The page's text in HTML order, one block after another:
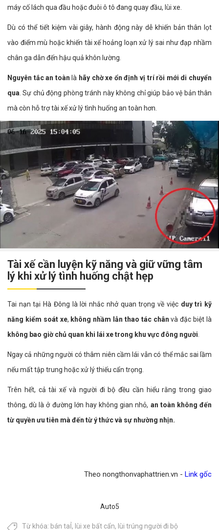
máy cố lách qua đầu hoặc đuôi ô tô đang quay đầu, lùi xe.
Dù có thể tiết kiệm vài giây, hành động này dễ khiến bản thân lọt
vào điểm mù hoặc khiến tài xế hoảng loạn xử lý sai như đạp nhầm
chân ga dẫn đến hậu quả khôn lường.
Nguyên tắc an toàn là hãy chờ xe ổn định vị trí rồi mới di chuyển
qua. Sự chủ động phòng tránh này không chỉ giúp bảo vệ bản thân
mà còn hỗ trợ tài xế xử lý tình huống an toàn hơn.
Tài xế cần luyện kỹ năng và giữ vững tâm
lý khi xử lý tình huống chật hẹp
Tai nạn tại Hà Đông là lời nhắc nhở quan trọng về việc duy trì kỹ
năng kiểm soát xe, không nhầm lẫn thao tác chân và đặc biệt là
không bao giờ chủ quan khi lái xe trong khu vực đông người.
Ngay cả những người có thâm niên cầm lái vẫn có thể mắc sai lầm
nếu mất tập trung hoặc xử lý thiếu cẩn trọng.
Trên hết, cả tài xế và người đi bộ đều cần hiểu rằng trong giao
thông, dù là ở đường lớn hay không gian nhỏ, an toàn không đến
từ quyền ưu tiên mà đến từ ý thức và sự nhường nhịn.
Theo nongthonvaphattrien.vn - Link gốc
Auto5
Từ khóa: bán taỈ, lùi xe bất cẩn, lùi trúng người đi bộ